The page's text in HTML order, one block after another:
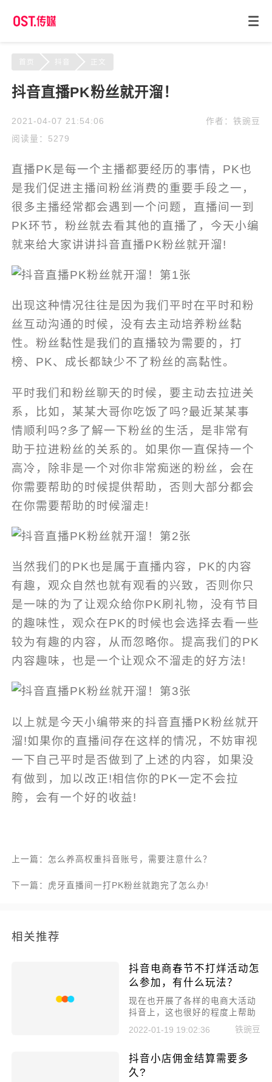
首页 正文
抖音直播PK粉丝就开溜！
2021-04-07 21:54:06
阅读量：5279
作者：铁豌豆
直播PK是每一个主播都要经历的事情，PK也
是我们促进主播间粉丝消费的重要手段之一，
很多主播经常都会遇到一个问题，直播间一到
PK环节，粉丝就去看其他的直播了，今天小编
就来给大家讲讲抖音直播PK粉丝就开溜!
出现这种情况往往是因为我们平时在平时和粉
丝互动沟通的时候，没有去主动培养粉丝黏
性。粉丝黏性是我们的直播较为需要的，打
榜、PK、成长都缺少不了粉丝的高黏性。
平时我们和粉丝聊天的时候，要主动去拉进关
系，比如，某某大哥你吃饭了吗?最近某某事
情顺利吗?多了解一下粉丝的生活，是非常有
助于拉进粉丝的关系的。如果你一直保持一个
高冷，除非是一个对你非常痴迷的粉丝，会在
你需要帮助的时候提供帮助，否则大部分都会
在你需要帮助的时候溜走!
当然我们的PK也是属于直播内容，PK的内容
有趣，观众自然也就有观看的兴致，否则你只
是一味的为了让观众给你PK刷礼物，没有节目
的趣味性，观众在PK的时候也会选择去看一些
较为有趣的内容，从而忽略你。提高我们的PK
内容趣味，也是一个让观众不溜走的好方法!
以上就是今天小编带来的抖音直播PK粉丝就开
溜!如果你的直播间存在这样的情况，不妨审视
一下自己平时是否做到了上述的内容，如果没
有做到，加以改正!相信你的PK一定不会拉
胯，会有一个好的收益!
上一篇：怎么养高权重抖音账号，需要注意什么？
下一篇：虎牙直播间一打PK粉丝就跑完了怎么办!
相关推荐
抖音电商春节不打烊活动怎
么参加，有什么玩法？
现在也开展了各样的电商大活动
抖音上，这也很好的程度上帮助
了各位抖音卖家和主播们带货带
来流量，同样也营造了很好的节
烊活动怎么参加，有什么玩法？
2022-01-19 19:02:36 铁豌豆
抖音小店佣金结算需要多
久?